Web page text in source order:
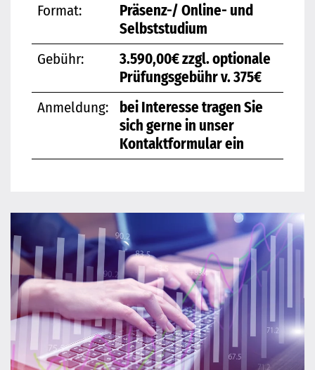
Format:
Präsenz-/ Online- und
Selbststudium
Gebühr:
3.590,00€ zzgl. optionale
Prüfungsgebühr v. 375€
Anmeldung:
bei Interesse tragen Sie
sich gerne in unser
Kontaktformular ein